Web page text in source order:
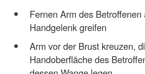
Fernen Arm des Betroffenen
Handgelenk greifen
Arm vor der Brust kreuzen,
Handoberfläche des